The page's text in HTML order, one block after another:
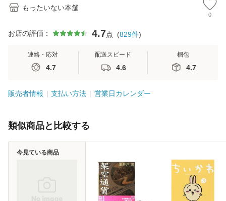
もったいない本舗
0
お店の評価： 4.7点 (829件)
連絡・応対
4.7
配送スピード
4.6
梱包
4.7
販売者情報 支払い方法 営業日カレンダー
類似商品と比較する
今見ている商品